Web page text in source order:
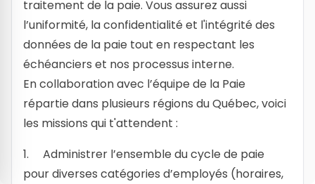
traitement de la paie. Vous assurez aussi
l’uniformité, la confidentialité et l'intégrité des
données de la paie tout en respectant les
échéanciers et nos processus interne.
En collaboration avec l’équipe de la Paie
répartie dans plusieurs régions du Québec, voici
les missions qui t'attendent :
1. Administrer l’ensemble du cycle de paie
pour diverses catégories d’employés (horaires,